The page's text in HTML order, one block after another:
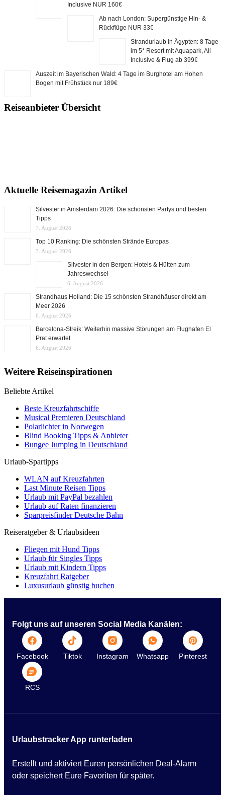
Inclusive NUR 160€
Ab nach London: Supergünstige Hin- &
Rückflüge NUR 33€
Strandurlaub in Ägypten: 8 Tage
im 5* Resort mit Aquapark, All
Inclusive & Flug ab 399€
Auszeit im Bayerischen Wald: 4 Tage im Burghotel am Hohen
Bogen mit Frühstück nur 189€
Reiseanbieter Übersicht
Aktuelle Reisemagazin Artikel
Silvester in Amsterdam 2026: Die schönsten Partys und besten
Tipps
7. August 2026
Top 10 Ranking: Die schönsten Strände Europas
7. August 2026
Silvester in den Bergen: Hotels & Hütten zum
Jahreswechsel
6. August 2026
Strandhaus Holland: Die 15 schönsten Strandhäuser direkt am
Meer 2026
6. August 2026
Barcelona-Streik: Weiterhin massive Störungen am Flughafen El
Prat erwartet
6. August 2026
Weitere Reiseinspirationen
Beliebte Artikel
Beste Kreuzfahrtschiffe
Musical Premieren Deutschland
Polarlichter in Norwegen
Blind Booking Tipps & Anbieter
Bungee Jumping in Deutschland
Urlaub-Spartipps
WLAN auf Kreuzfahrten
Last Minute Reisen Tipps
Urlaub mit PayPal bezahlen
Urlaub auf Raten finanzieren
Sparpreisfinder Deutsche Bahn
Reiseratgeber & Urlaubsideen
Fliegen mit Hund Tipps
Urlaub für Singles Tipps
Urlaub mit Kindern Tipps
Kreuzfahrt Ratgeber
Luxusurlaub günstig buchen